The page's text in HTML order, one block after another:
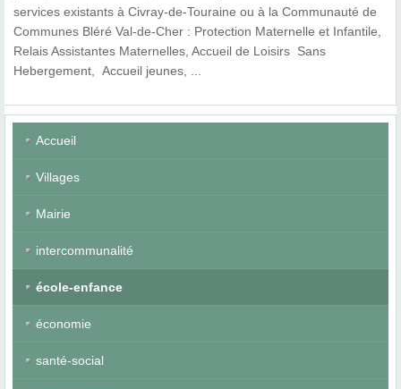
services existants à Civray-de-Touraine ou à la Communauté de
Communes Bléré Val-de-Cher : Protection Maternelle et Infantile,
Relais Assistantes Maternelles, Accueil de Loisirs Sans
Hebergement, Accueil jeunes, ...
Accueil
Villages
Mairie
intercommunalité
école-enfance
économie
santé-social